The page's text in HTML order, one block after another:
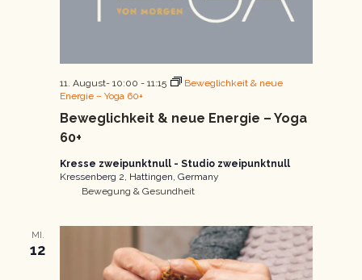
Beweglichkeit & neue Energie – Yoga
60+
11. August- 10:00 - 11:15
Beweglichkeit & neue
Energie – Yoga 60+
Kresse zweipunktnull - Studio zweipunktnull
Kressenberg 2, Hattingen, Germany
Bewegung & Gesundheit
MI.
12